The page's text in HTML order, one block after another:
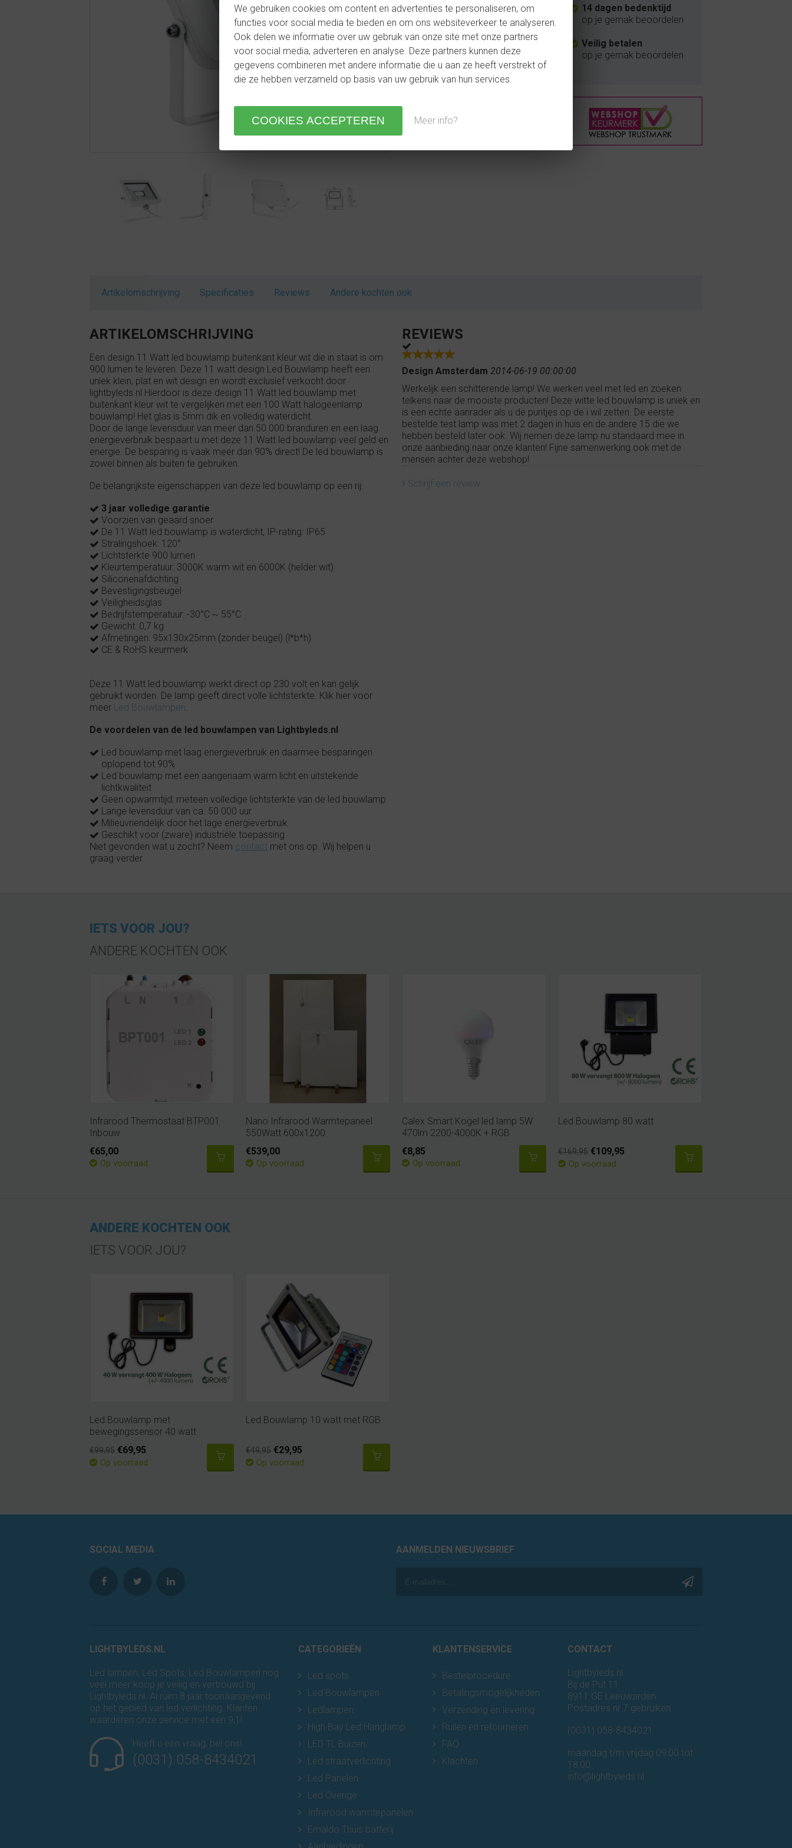
€69,95
€57,95
€47,89
KOPEN
14 dagen bedenktijd
op je gemak beoordelen
Veilig betalen
op je gemak beoordelen
Artikelomschrijving Specificaties Reviews Andere kochten ook
ARTIKELOMSCHRIJVING
Een design 11 Watt led bouwlamp buitenkant kleur wit die in staat is om
900 lumen te leveren. Deze 11 watt design Led Bouwlamp heeft een
uniek klein, plat en wit design en wordt exclusief verkocht door
lightbyleds.nl Hierdoor is deze design 11 Watt led bouwlamp met
buitenkant kleur wit te vergelijken met een 100 Watt halogeenlamp
bouwlamp! Het glas is 5mm dik en volledig waterdicht.
Door de lange levensduur van meer dan 50.000 branduren en een laag
energieverbruik bespaart u met deze 11 Watt led bouwlamp veel geld en
energie. De besparing is vaak meer dan 90% direct! De led bouwlamp is
zowel binnen als buiten te gebruiken.
De belangrijkste eigenschappen van deze led bouwlamp op een rij:
3 jaar volledige garantie
Voorzien van geaard snoer
De 11 Watt led bouwlamp is waterdicht, IP-rating: IP65
Stralingshoek: 120°
Lichtsterkte 900 lumen
Kleurtemperatuur: 3000K warm wit en 6000K (helder wit)
Siliconenafdichting
Bevestigingsbeugel
Veiligheidsglas
Bedrijfstemperatuur: -30°C ~ 55°C
Gewicht: 0,7 kg
Afmetingen: 95x130x25mm (zonder beugel) (l*b*h)
CE & RoHS keurmerk
Deze 11 Watt led bouwlamp werkt direct op 230 volt en kan gelijk
gebruikt worden. De lamp geeft direct volle lichtsterkte. Klik hier voor
meer Led Bouwlampen.
De voordelen van de led bouwlampen van Lightbyleds.nl
Led bouwlamp met laag energieverbruik en daarmee besparingen
oplopend tot 90%
Led bouwlamp met een aangenaam warm licht en uitstekende
lichtkwaliteit
Geen opwarmtijd; meteen volledige lichtsterkte van de led bouwlamp
Lange levensduur van ca. 50.000 uur
Milieuvriendelijk door het lage energieverbruik
Geschikt voor (zware) industriële toepassing
Niet gevonden wat u zocht? Neem contact met ons op. Wij helpen u
graag verder.
REVIEWS
Design Amsterdam 2014-06-19 00:00:00
Werkelijk een schitterende lamp! We werken veel met led en zoeken
telkens naar de mooiste producten! Deze witte led bouwlamp is uniek en
is een echte aanrader als u de puntjes op de i wil zetten. De eerste
bestelde test lamp was met 2 dagen in huis en de andere 15 die we
hebben besteld later ook. Wij nemen deze lamp nu standaard mee in
onze aanbieding naar onze klanten! Fijne samenwerking ook met de
mensen achter deze webshop!
Schrijf een review
IETS VOOR JOU?
ANDERE KOCHTEN OOK
Infrarood Thermostaat BTP001
Inbouw
€65,00
Op voorraad
Nano Infrarood Warmtepaneel
550Watt 600x1200
€539,00
Op voorraad
Calex Smart Kogel led lamp 5W
470lm 2200-4000K + RGB
€8,85
Op voorraad
Led Bouwlamp 80 watt
€169,95 €109,95
Op voorraad
ANDERE KOCHTEN OOK
IETS VOOR JOU?
Led Bouwlamp met
bewegingssensor 40 watt
€99,95 €69,95
Op voorraad
Led Bouwlamp 10 watt met RGB
€49,95 €29,95
Op voorraad
SOCIAL MEDIA AANMELDEN NIEUWSBRIEF
LIGHTBYLEDS.NL
Led lampen, Led Spots, Led Bouwlampen nog
veel meer koop je veilig en vertrouwd bij
Lightbyleds.nl. Al ruim 8 jaar toonaangevend
op het gebied van led verlichting. Klanten
waarderen onze service met een 9,1!
Heeft u een vraag, bel ons!
(0031) 058-8434021
CATEGORIEËN
Led spots
Led Bouwlampen
Ledlampen
High Bay Led Hanglamp
LED TL Buizen
Led straatverlichting
Led Panelen
Led Overige
Infrarood warmtepanelen
Emaldo Thuis batterij
KLANTENSERVICE
Bestelprocedure
Betalingsmogelijkheden
Verzending en levering
Ruilen en retourneren
FAQ
Klachten
CONTACT
Lightbyleds.nl
Bij de Put 11
8911 GE Leeuwarden
Postadres nr 7 gebruiken.
(0031) 058-8434021
maandag t/m vrijdag 09:00 tot
18:00
info@lightbyleds.nl
We gebruiken cookies om content en advertenties te personaliseren, om
functies voor social media te bieden en om ons websiteverkeer te analyseren.
Ook delen we informatie over uw gebruik van onze site met onze partners
voor social media, adverteren en analyse. Deze partners kunnen deze
gegevens combineren met andere informatie die u aan ze heeft verstrekt of
die ze hebben verzameld op basis van uw gebruik van hun services.
Meer info?